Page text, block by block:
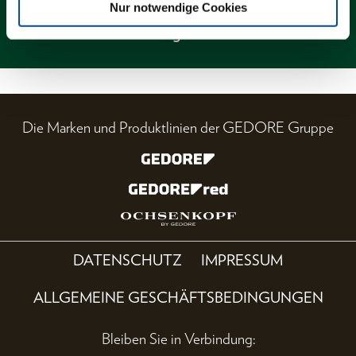
Nur notwendige Cookies
Magazin
Die Marken und Produktlinien der GEDORE Gruppe
DATENSCHUTZ IMPRESSUM
ALLGEMEINE GESCHÄFTSBEDINGUNGEN
Bleiben Sie in Verbindung: